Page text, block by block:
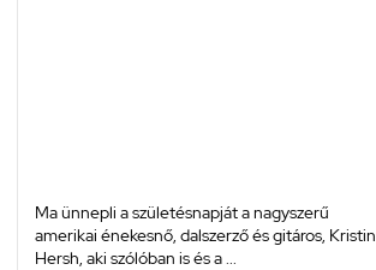
Ma ünnepli a születésnapját a nagyszerű
amerikai énekesnő, dalszerző és gitáros, Kristin
Hersh, aki szólóban is és a ...